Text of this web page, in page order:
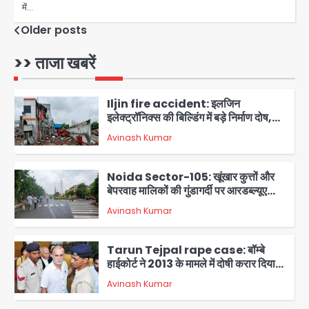
में…
Posts
navigation
Older posts
>> ताजा खबरें
2
चौंकाने वाला खुलासा
3
Noida Sector-105: खूंखार कुत्तों और
बेपरवाह मालिकों की गुंडागर्दी पर आरडब्ल्यूए
अध्यक्ष दिव्य कृष्णात्रेय का करारा हमला,
Avinash Kumar
4
Tarun Tejpal rape case: बॉम्बे
हाईकोर्ट ने 2013 के मामले में दोषी करार दिया,
10 साल की सजा सुनाई
Avinash Kumar
5
Air India Flight Turbulence: हवा
में 5 मिनट तक कांपी फ्लाइट, क्रू मेंबर्स को रीढ़
की हड्डी में गंभीर चोट; नागरिक उड्डयन मंत्री
Avinash Kumar